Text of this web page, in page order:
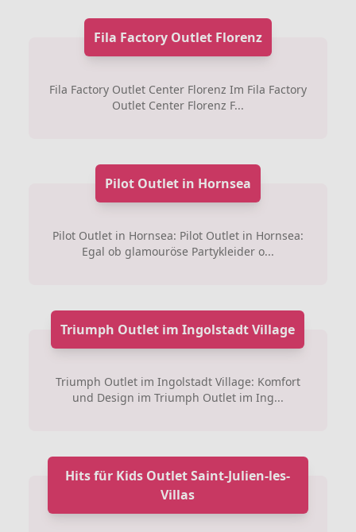
Fila Factory Outlet Florenz
Fila Factory Outlet Center Florenz Im Fila Factory
Outlet Center Florenz F...
Pilot Outlet in Hornsea
Pilot Outlet in Hornsea: Pilot Outlet in Hornsea:
Egal ob glamouröse Partykleider o...
Triumph Outlet im Ingolstadt Village
Triumph Outlet im Ingolstadt Village: Komfort
und Design im Triumph Outlet im Ing...
Hits für Kids Outlet Saint-Julien-les-
Villas